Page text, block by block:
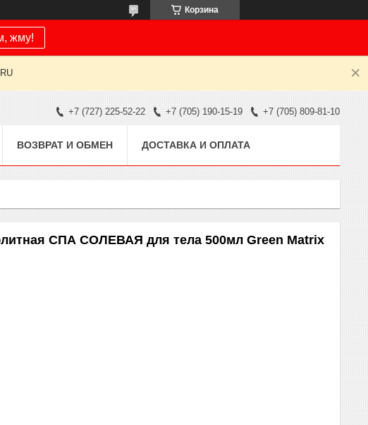
Корзина
жму!
+7 (727) 225-52-22 +7 (705) 190-15-19 +7 (705) 809-81-10
ВОЗВРАТ И ОБМЕН ДОСТАВКА И ОПЛАТА
СПА СОЛЕВАЯ для тела 500мл Green Matrix